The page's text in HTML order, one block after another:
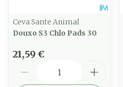
Ceva Sante Animal
Douxo S3 Chlo Pads 30
21,59 €